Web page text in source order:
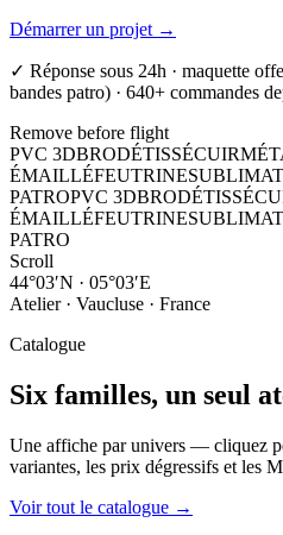
Démarrer un projet →
✓ Réponse sous 24h · maquette
bandes patro) · 640+ commandes
Remove before flight
PVC 3DBRODÉTISSÉCUIR
ÉMAILLÉFEUTRINE
PATROPVC 3DBRODÉTISSÉ
ÉMAILLÉFEUTRINE
PATRO
Scroll
44°03′N · 05°03′E
Atelier · Vaucluse · France
Catalogue
Six familles, un seul
Une affiche par univers — cliquez
variantes, les prix dégressifs et les
Voir tout le catalogue →